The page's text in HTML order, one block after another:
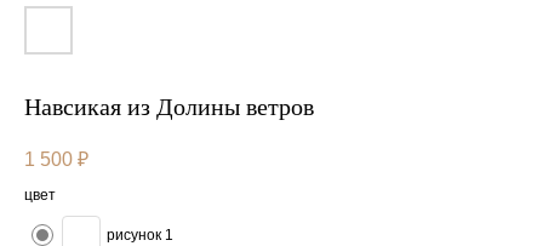
Навсикая из Долины ветров
1 500 ₽
цвет
рисунок 1